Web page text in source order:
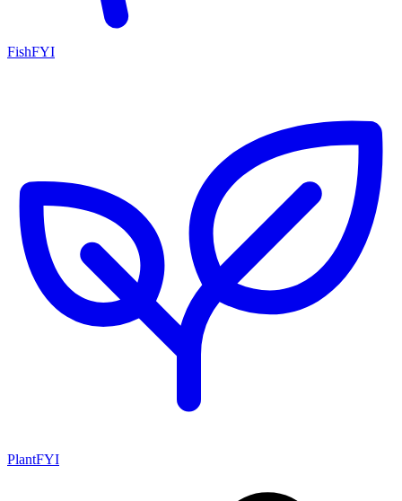
FishFYI
PlantFYI